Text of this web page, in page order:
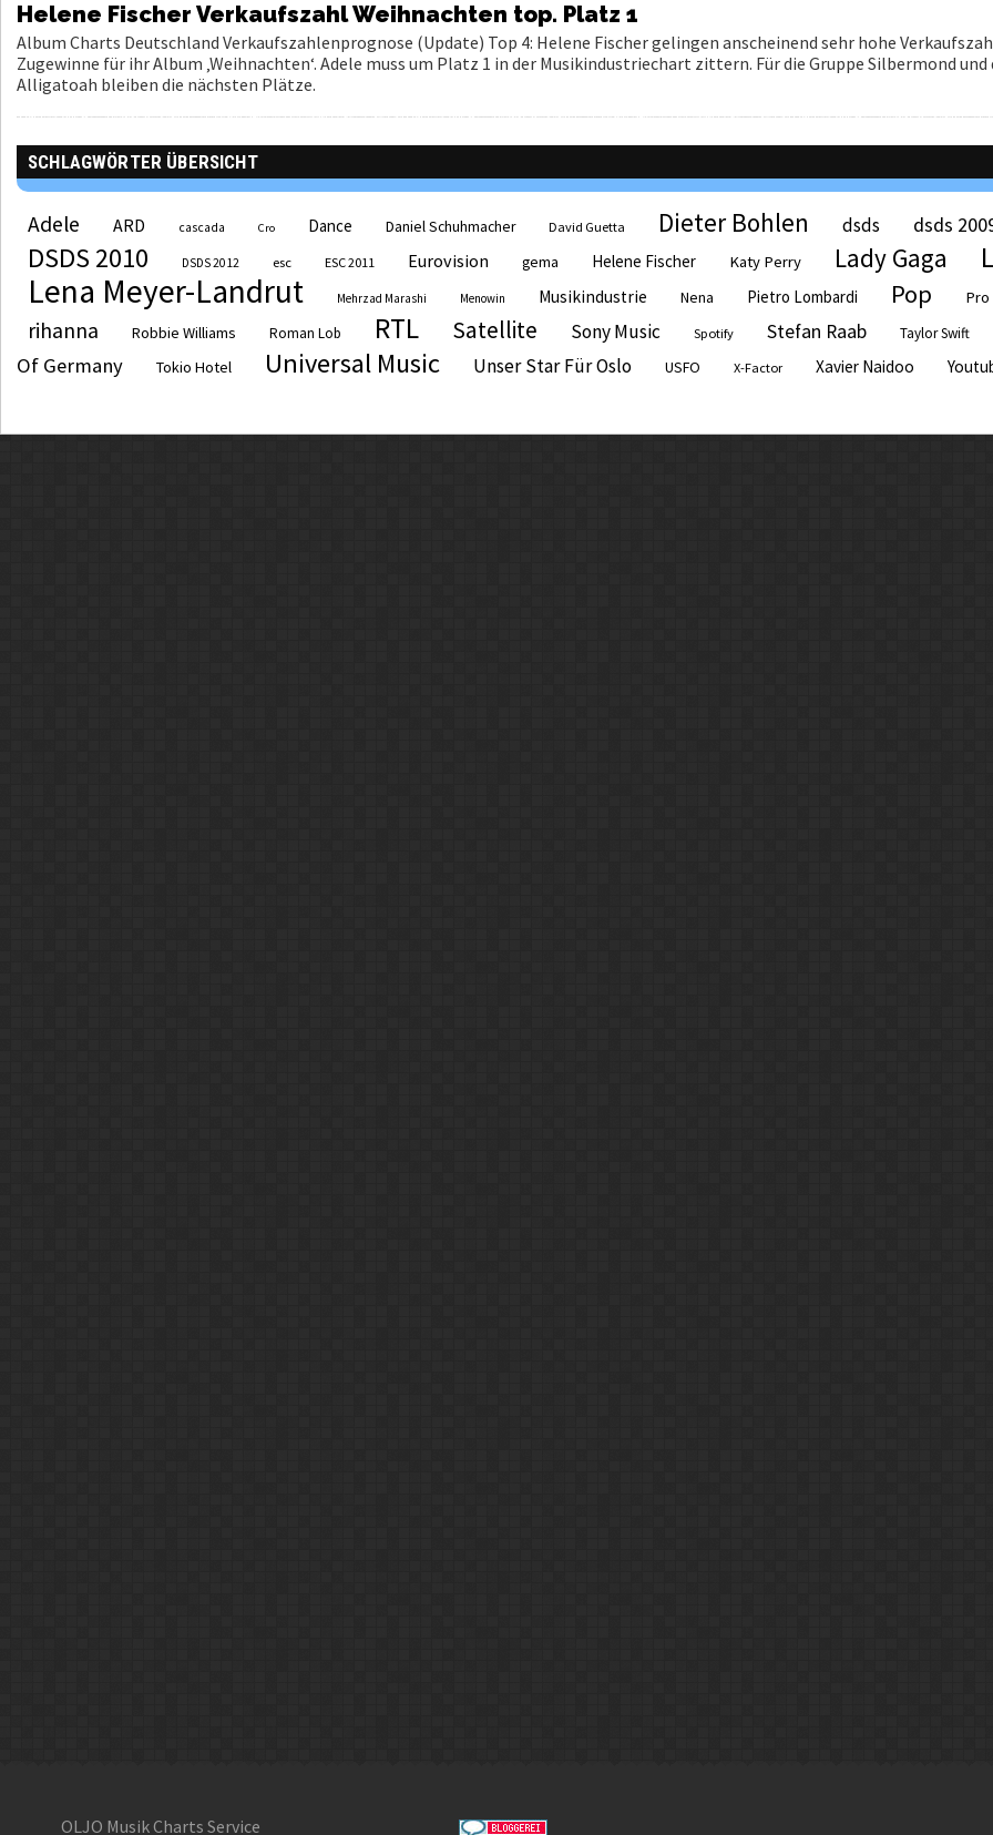
Helene Fischer Verkaufszahl Weihnachten top. Platz 1
Album Charts Deutschland Verkaufszahlenprognose (Update) Top 4: Helene Fischer gelingen anscheinend sehr hohe
Zugewinne für ihr Album ‚Weihnachten‘. Adele muss um Platz 1 in der Musikindustriechart zittern. Für die Gruppe Silbermond und
Alligatoah bleiben die nächsten Plätze.
SCHLAGWÖRTER ÜBERSICHT
Adele ARD cascada Cro Dance Daniel Schuhmacher David Guetta Dieter Bohlen dsds dsds
DSDS 2010 DSDS 2012 esc ESC 2011 Eurovision gema Helene Fischer Katy Perry Lady Gaga
Lena Meyer-Landrut Mehrzad Marashi Menowin Musikindustrie Nena Pietro Lombardi Pop Pro
rihanna Robbie Williams Roman Lob RTL Satellite Sony Music Spotify Stefan Raab Taylor Swift
Of Germany Tokio Hotel Universal Music Unser Star Für Oslo USFO X-Factor Xavier Naidoo
OLJO Musik Charts Service